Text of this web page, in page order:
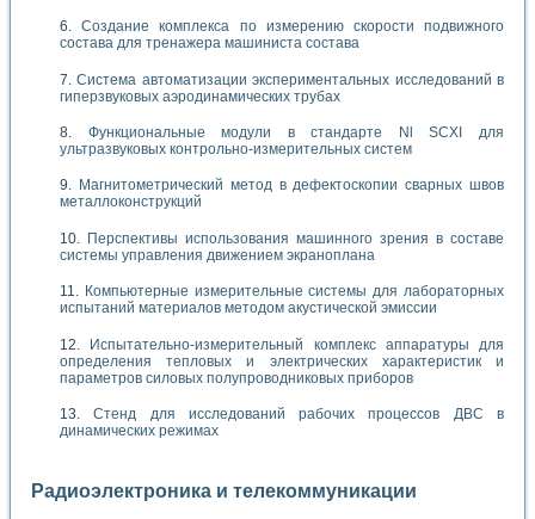
Создание комплекса по измерению скорости подвижного
состава для тренажера машиниста состава
Система автоматизации экспериментальных исследований в
гиперзвуковых аэродинамических трубах
Функциональные модули в стандарте Nl SCXI для
ультразвуковых контрольно-измерительных систем
Магнитометрический метод в дефектоскопии сварных швов
металлоконструкций
Перспективы использования машинного зрения в составе
системы управления движением экраноплана
Компьютерные измерительные системы для лабораторных
испытаний материалов методом акустической эмиссии
Испытательно-измерительный комплекс аппаратуры для
определения тепловых и электрических характеристик и
параметров силовых полупроводниковых приборов
Стенд для исследований рабочих процессов ДВС в
динамических режимах
Радиоэлектроника и телекоммуникации